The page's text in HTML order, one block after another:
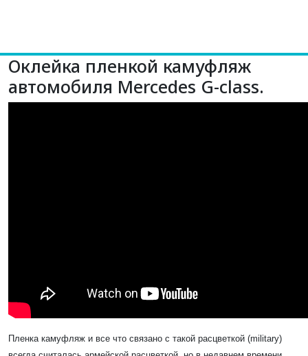
Оклейка пленкой камуфляж
автомобиля Mercedes G-class.
Пленка камуфляж и все что связано с такой расцветкой (military)